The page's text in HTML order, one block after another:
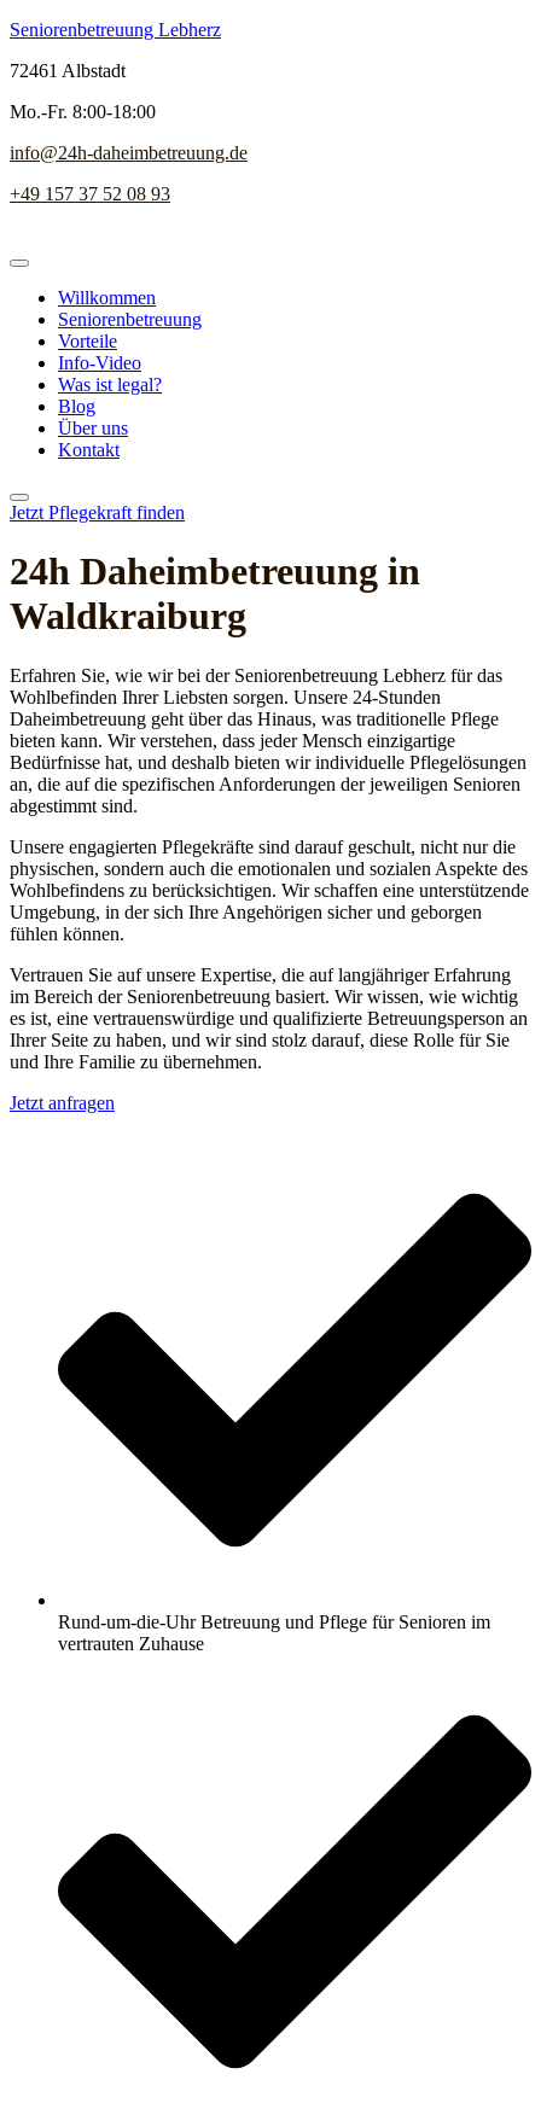
Seniorenbetreuung Lebherz
72461 Albstadt
Mo.-Fr. 8:00-18:00
info@24h-daheimbetreuung.de
+49 157 37 52 08 93
Willkommen
Seniorenbetreuung
Vorteile
Info-Video
Was ist legal?
Blog
Über uns
Kontakt
Jetzt Pflegekraft finden
24h Daheim­betreuung in
Waldkraiburg
Erfahren Sie, wie wir bei der Seniorenbetreuung Lebherz für das
Wohlbefinden Ihrer Liebsten sorgen. Unsere 24-Stunden
Daheimbetreuung geht über das Hinaus, was traditionelle Pflege
bieten kann. Wir verstehen, dass jeder Mensch einzigartige
Bedürfnisse hat, und deshalb bieten wir individuelle Pflegelösungen
an, die auf die spezifischen Anforderungen der jeweiligen Senioren
abgestimmt sind.
Unsere engagierten Pflegekräfte sind darauf geschult, nicht nur die
physischen, sondern auch die emotionalen und sozialen Aspekte des
Wohlbefindens zu berücksichtigen. Wir schaffen eine unterstützende
Umgebung, in der sich Ihre Angehörigen sicher und geborgen
fühlen können.
Vertrauen Sie auf unsere Expertise, die auf langjähriger Erfahrung
im Bereich der Seniorenbetreuung basiert. Wir wissen, wie wichtig
es ist, eine vertrauenswürdige und qualifizierte Betreuungsperson an
Ihrer Seite zu haben, und wir sind stolz darauf, diese Rolle für Sie
und Ihre Familie zu übernehmen.
Jetzt anfragen
Rund-um-die-Uhr Betreuung und Pflege für Senioren im
vertrauten Zuhause